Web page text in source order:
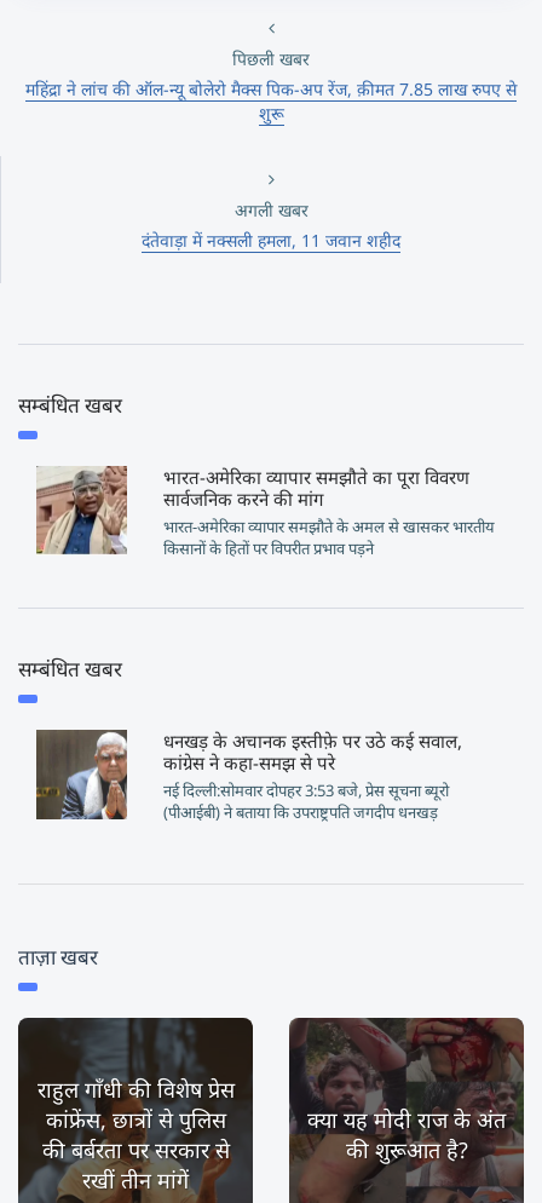
पिछली खबर
महिंद्रा ने लांच की ऑल-न्यू बोलेरो मैक्स पिक-अप रेंज, क़ीमत 7.85 लाख रुपए से
शुरू
अगली खबर
दंतेवाड़ा में नक्सली हमला, 11 जवान शहीद
सम्बंधित खबर
भारत-अमेरिका व्यापार समझौते का पूरा विवरण
सार्वजनिक करने की मांग
भारत-अमेरिका व्यापार समझौते के अमल से खासकर भारतीय
किसानों के हितों पर विपरीत प्रभाव पड़ने
सम्बंधित खबर
धनखड़ के अचानक इस्तीफ़े पर उठे कई सवाल,
कांग्रेस ने कहा-समझ से परे
नई दिल्ली:सोमवार दोपहर 3:53 बजे, प्रेस सूचना ब्यूरो
(पीआईबी) ने बताया कि उपराष्ट्रपति जगदीप धनखड़
ताज़ा खबर
राहुल गाँधी की विशेष प्रेस
कांफ्रेंस, छात्रों से पुलिस
की बर्बरता पर सरकार से
रखीं तीन मांगें
क्या यह मोदी राज के अंत
की शुरूआत है?